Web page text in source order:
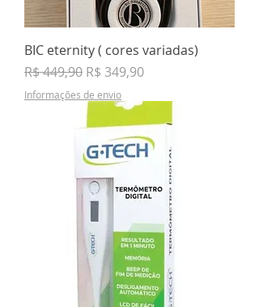
BIC eternity ( cores variadas)
Preço normal
R$ 449,90 Preço promocional
R$ 349,90
Informações de envio